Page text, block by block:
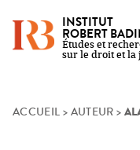
Skip
INSTITUT
ROBERT
Études et
sur le droit et la
ACCUEIL > AUTEUR >